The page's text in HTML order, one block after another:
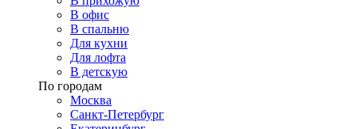
В офис
В спальню
Для кухни
Для лофта
В детскую
По городам
Москва
Санкт-Петербург